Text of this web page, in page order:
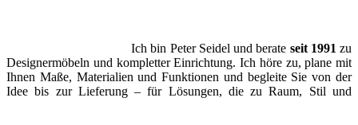
Ich bin Peter Seidel und berate seit 1991 zu
Designermöbeln und kompletter Einrichtung. Ich höre zu, plane mit
Ihnen Maße, Materialien und Funktionen und begleite Sie von der
Idee bis zur Lieferung – für Lösungen, die zu Raum, Stil und